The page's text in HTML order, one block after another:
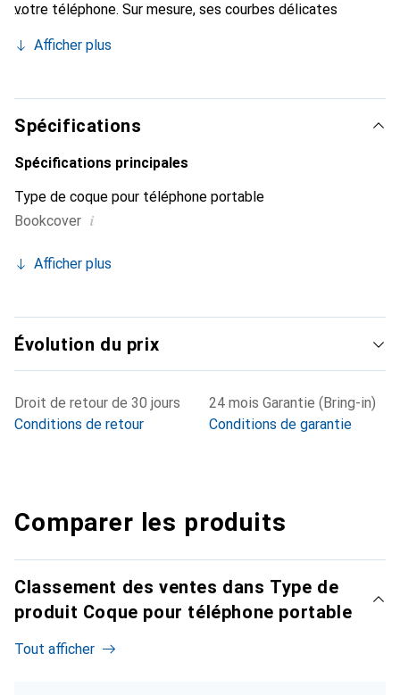
votre téléphone. Sur mesure, ses courbes délicates
l'accessoire chic et indispensable pour votre smartphone.
ses produits de haute qualité et constitue un choix fiable
pour une clientèle exigeante.
Afficher plus
Spécifications
Spécifications principales
Type de coque pour téléphone portable
Bookcover i
Afficher plus
Évolution du prix
Droit de retour de 30 jours
Conditions de retour
24 mois Garantie (Bring-in)
Conditions de garantie
Comparer les produits
Classement des ventes dans Type de
produit Coque pour téléphone portable
Tout afficher